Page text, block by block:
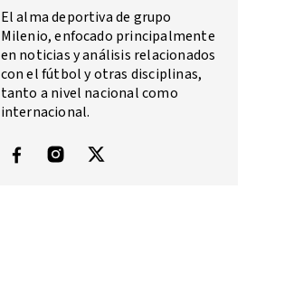
El alma deportiva de grupo
Milenio, enfocado principalmente
en noticias y análisis relacionados
con el fútbol y otras disciplinas,
tanto a nivel nacional como
internacional.